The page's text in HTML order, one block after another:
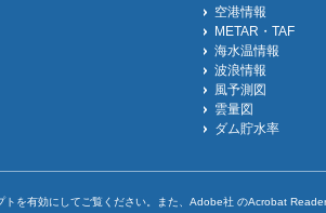
空港情報
METAR・TAF
海水温情報
波浪情報
風予測図
雲量図
ダム貯水率
トを有効にしてご覧ください。また、Adobe社 のAcrobat